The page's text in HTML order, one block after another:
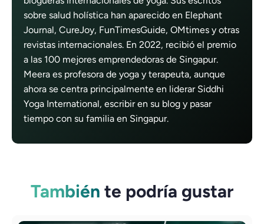
sobre salud holística han aparecido en Elephant
Journal, CureJoy, FunTimesGuide, OMtimes y otras
revistas internacionales. En 2022, recibió el premio
a las 100 mejores emprendedoras de Singapur.
Meera es profesora de yoga y terapeuta, aunque
ahora se centra principalmente en liderar Siddhi
Yoga International, escribir en su blog y pasar
tiempo con su familia en Singapur.
También te podría gustar